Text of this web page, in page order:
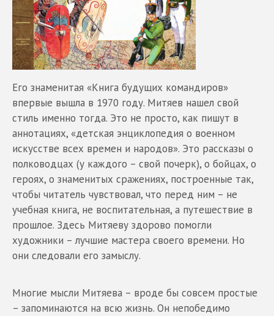
Его знаменитая «Книга будущих командиров»
впервые вышла в 1970 году. Митяев нашел свой
стиль именно тогда. Это не просто, как пишут в
аннотациях, «детская энциклопедия о военном
искусстве всех времен и народов». Это рассказы о
полководцах (у каждого – свой почерк), о бойцах, о
героях, о знаменитых сражениях, построенные так,
чтобы читатель чувствовал, что перед ним – не
учебная книга, не воспитательная, а путешествие в
прошлое. Здесь Митяеву здорово помогли
художники – лучшие мастера своего времени. Но
они следовали его замыслу.
Многие мысли Митяева – вроде бы совсем простые
– запоминаются на всю жизнь. Он непобедимо